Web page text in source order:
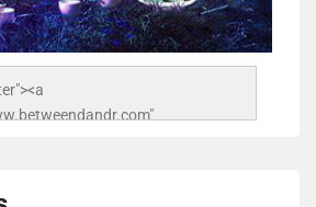
2788222864243652657-n.jpg"